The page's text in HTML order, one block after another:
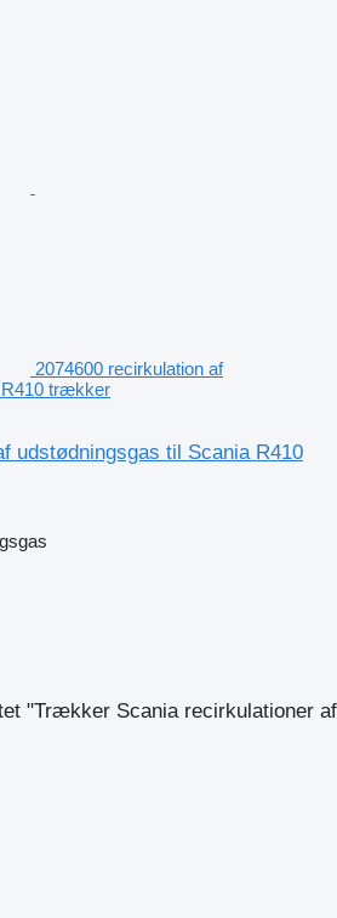
2074600 recirkulation af
R410 trækker
udstødningsgas til Scania R410
"Trækker Scania recirkulationer af